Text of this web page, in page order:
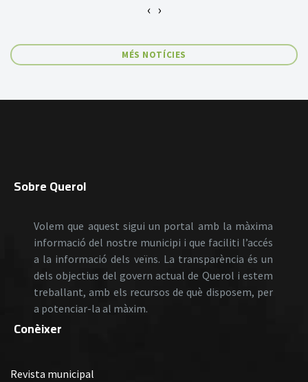
‹ ›
MÉS NOTÍCIES
Sobre Querol
Volem que aquest sigui un portal amb la màxima
informació del nostre municipi i que faciliti l’accés
a la informació dels veïns. La transparència és un
dels objectius del govern actual de Querol i estem
treballant, amb els recursos de què disposem, per
a potenciar-la al màxim.
Conèixer
Revista municipal